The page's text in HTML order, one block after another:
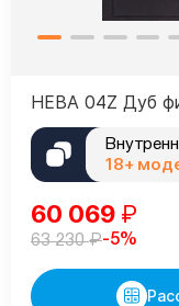
НЕВА 04Z Дуб
18+
60 069 ₽
63 230₽-5%